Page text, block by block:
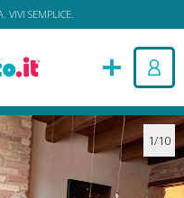
VIVI SEMPLICE.
1/10